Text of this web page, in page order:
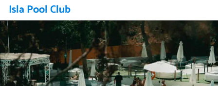
Isla Pool Club